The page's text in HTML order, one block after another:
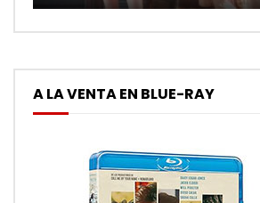
A LA VENTA EN BLUE-RAY